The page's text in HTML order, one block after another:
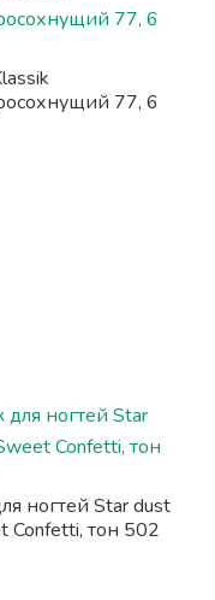
77, 6
ногтей Star dust
Confetti, тон 502